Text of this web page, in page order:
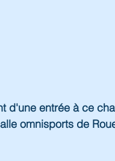
d'une entrée à ce
omnisports de